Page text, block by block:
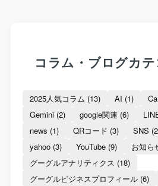
コラム・ブログカ
2025人気コラム (13) AI (1)
Gemini(2) google関連 (6)
news (1) QRコード (3) SNS
yahoo(3) YouTube(9) お知ら
グーグルアナリティクス (18)
グーグルビジネスプロフィール(6)